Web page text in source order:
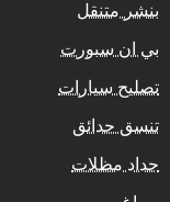
بنشر متنقل
بي ان سبورت
تصليح سيارات
تنسق حدائق
حداد مظلات